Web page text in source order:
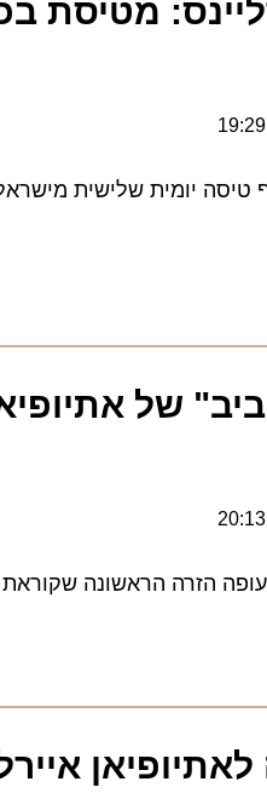
יומית שלישית
של אתיופיאן
הזרה הראשונה שקוראת